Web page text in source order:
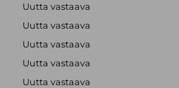
Uutta vastaava
Uutta vastaava
Uutta vastaava
Uutta vastaava
Uutta vastaava